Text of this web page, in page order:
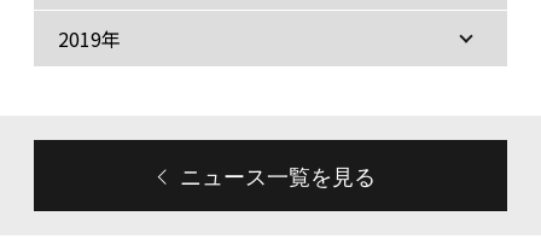
2019年
ニュース一覧を見る